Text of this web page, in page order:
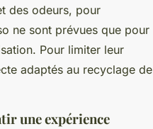
des odeurs, pour
ne sont prévues que pour
Pour limiter leur
adaptés au recyclage de
une expérience